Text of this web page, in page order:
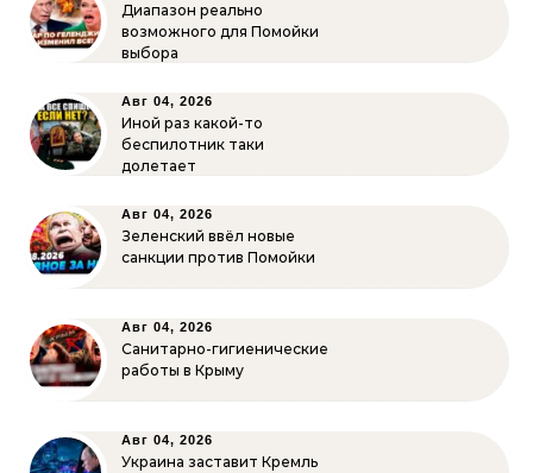
Диапазон реально
возможного для Помойки
выбора
Авг 04, 2026
Иной раз какой-то
беспилотник таки
долетает
Авг 04, 2026
Зеленский ввёл новые
санкции против Помойки
Авг 04, 2026
Санитарно-гигиенические
работы в Крыму
Авг 04, 2026
Украина заставит Кремль